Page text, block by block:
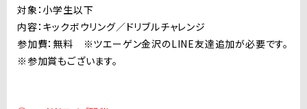
対象：小学生以下
内容：キックボウリング／ドリブルチャレンジ
参加費：無料 ※ツエーゲン金沢のLINE友達追加が必要です。
※参加賞もございます。